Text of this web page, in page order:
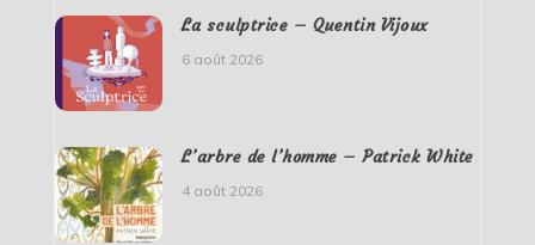
La sculptrice – Quentin Vijoux
6 août 2026
L’arbre de l’homme – Patrick White
4 août 2026